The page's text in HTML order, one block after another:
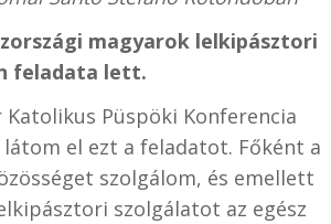
magyarok lelkipásztori
feladata lett.
Katolikus Püspöki Konferencia
el ezt a feladatot. Főként a
szolgálom, és emellett
szolgálatot az egész